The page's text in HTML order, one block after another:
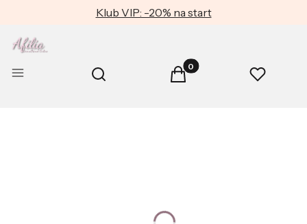
Klub VIP: -20% na start
Menu Otwórz wyszukiwarkę
Szukaj Produkty w koszyku: 0.
Koszyk Ulubione